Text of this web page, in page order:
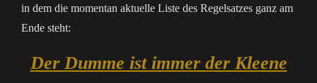
in dem die momentan aktuelle Liste des Regelsatzes ganz am
Ende steht:
Der Dumme ist immer der Kleene